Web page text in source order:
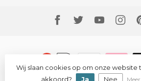
© Copyright 2026 Track Rail
Wij slaan cookies op om onze website
akkoord?
Ja Nee